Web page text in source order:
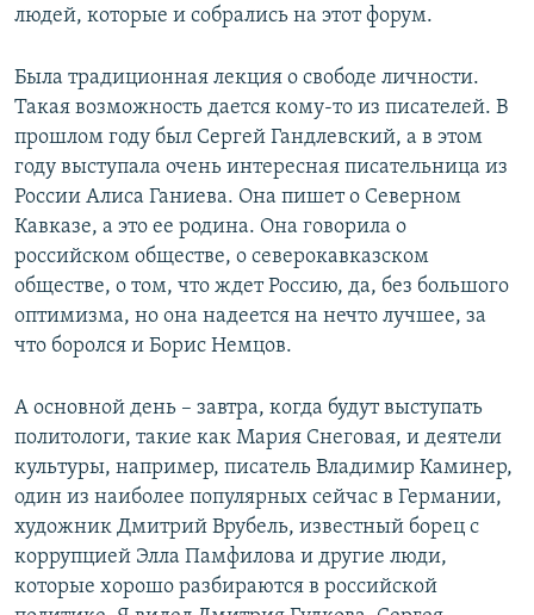
людей, которые и собрались на этот форум.
Была традиционная лекция о свободе личности.
Такая возможность дается кому-то из писателей. В
прошлом году был Сергей Гандлевский, а в этом
году выступала очень интересная писательница из
России Алиса Ганиева. Она пишет о Северном
Кавказе, а это ее родина. Она говорила о
российском обществе, о северокавказском
обществе, о том, что ждет Россию, да, без большого
оптимизма, но она надеется на нечто лучшее, за
что боролся и Борис Немцов.
А основной день – завтра, когда будут выступать
политологи, такие как Мария Снеговая, и деятели
культуры, например, писатель Владимир Каминер,
один из наиболее популярных сейчас в Германии,
художник Дмитрий Врубель, известный борец с
коррупцией Элла Памфилова и другие люди,
которые хорошо разбираются в российской